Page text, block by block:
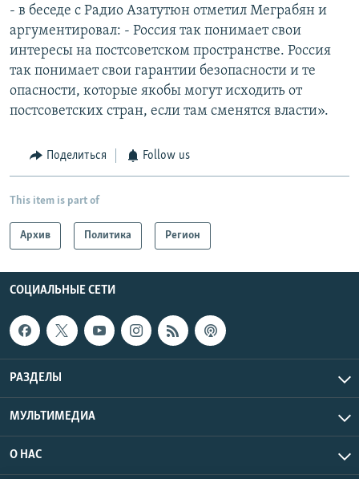
- в беседе с Радио Азатутюн отметил Меграбян и
аргументировал: - Россия так понимает свои
интересы на постсоветском пространстве. Россия
так понимает свои гарантии безопасности и те
опасности, которые якобы могут исходить от
постсоветских стран, если там сменятся власти».
Поделиться Follow us
This item is part of
Архив Политика Регион
СОЦИАЛЬНЫЕ СЕТИ
РАЗДЕЛЫ
МУЛЬТИМЕДИА
О НАС